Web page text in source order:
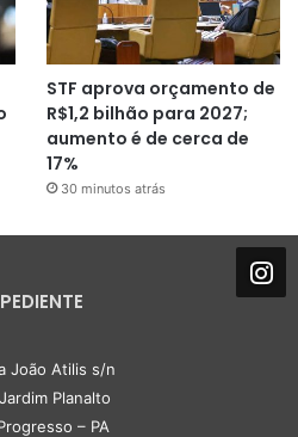
STF aprova orçamento de
R$1,2 bilhão para 2027;
aumento é de cerca de
17%
30 minutos atrás
João Atilis s/n
Planalto
– PA